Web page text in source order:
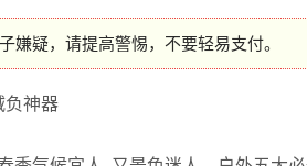
嫌疑，请提高警惕，不要轻易支付。
负神器